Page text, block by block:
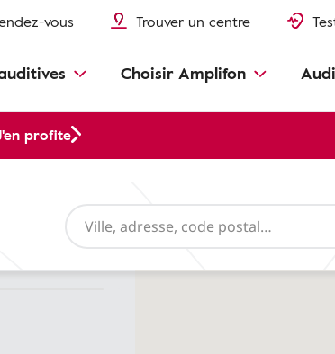
vous Trouver un centre
Choisir Amplifon
profite